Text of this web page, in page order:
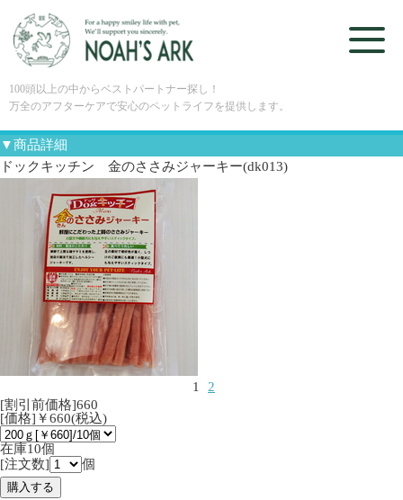
100頭以上の中からベストパートナー探し！
万全のアフターケアで安心のペットライフを提供します。
▼商品詳細
ドックキッチン 金のささみジャーキー(dk013)
1
2
[割引前価格]660
[価格]￥660(税込)
在庫10個
[注文数]
個